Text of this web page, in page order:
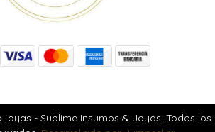
- Sublime Insumos & Joyas. Todos los